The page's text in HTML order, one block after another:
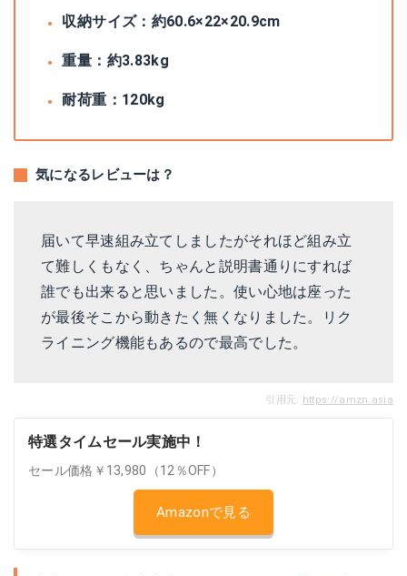
収納サイズ：約‎60.6×22×20.9cm
重量：約3.83kg
耐荷重：120kg
気になるレビューは？
届いて早速組み立てしましたがそれほど組み立
て難しくもなく、ちゃんと説明書通りにすれば
誰でも出来ると思いました。使い心地は座った
が最後そこから動きたく無くなりました。リク
ライニング機能もあるので最高でした。
引用元: https://amzn.asia
特選タイムセール実施中！
セール価格￥13,980（12％OFF）
Amazonで見る